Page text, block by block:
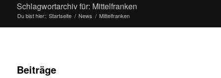
Schlagwortarchiv für: Mittelfranken
Du bist hier: Startseite / News / Mittelfranken
Beiträge